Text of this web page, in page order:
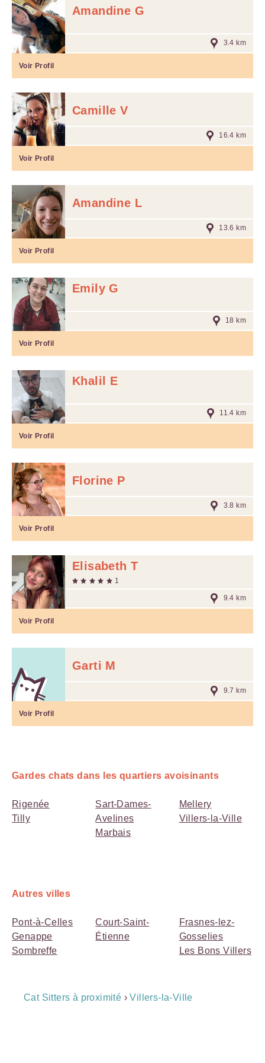
Amandine G
3.4 km
Voir Profil
Camille V
16.4 km
Voir Profil
Amandine L
13.6 km
Voir Profil
Emily G
18 km
Voir Profil
Khalil E
11.4 km
Voir Profil
Florine P
3.8 km
Voir Profil
Elisabeth T
1
9.4 km
Voir Profil
Garti M
9.7 km
Voir Profil
Gardes chats dans les quartiers avoisinants
Rigenée
Tilly
Sart-Dames-
Avelines
Marbais
Mellery
Villers-la-Ville
Autres villes
Pont-à-Celles
Genappe
Sombreffe
Court-Saint-
Étienne
Frasnes-lez-
Gosselies
Les Bons Villers
Breadcrumb
Cat Sitters à proximité ›Villers-la-Ville